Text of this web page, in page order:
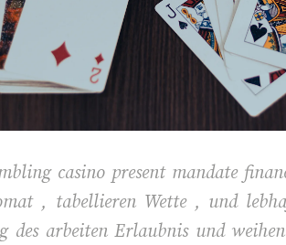
casino present mandate
, tabellieren Wette , und
des arbeiten Erlaubnis und